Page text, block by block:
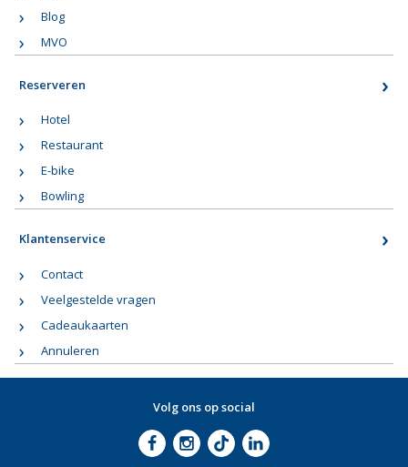
Blog
MVO
Reserveren
Hotel
Restaurant
E-bike
Bowling
Klantenservice
Contact
Veelgestelde vragen
Cadeaukaarten
Annuleren
Volg ons op social